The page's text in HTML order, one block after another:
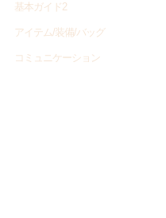
基本ガイド2
アイテム/装備/バッグ
コミュニケーション